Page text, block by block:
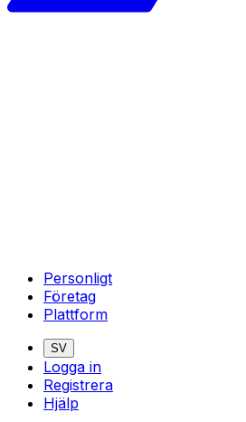
Personligt
Företag
Plattform
SV
Logga in
Registrera
Hjälp